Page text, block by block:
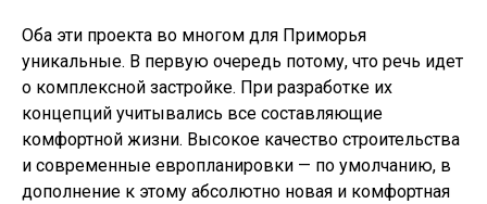
Оба эти проекта во многом для Приморья
уникальные. В первую очередь потому, что речь идет
о комплексной застройке. При разработке их
концепций учитывались все составляющие
комфортной жизни. Высокое качество строительства
и современные европланировки — по умолчанию, в
дополнение к этому абсолютно новая и комфортная